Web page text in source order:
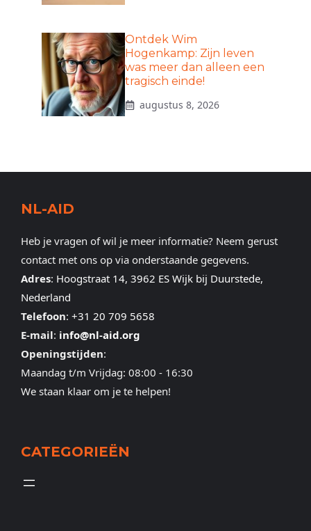
Ontdek Wim
Hogenkamp: Zijn leven
was meer dan alleen een
tragisch einde!
augustus 8, 2026
NL-AID
Heb je vragen of wil je meer informatie? Neem gerust
contact met ons op via onderstaande gegevens.
Adres: Hoogstraat 14, 3962 ES Wijk bij Duurstede,
Nederland
Telefoon: +31 20 709 5658
E-mail: info@nl-aid.org
Openingstijden:
Maandag t/m Vrijdag: 08:00 - 16:30
We staan klaar om je te helpen!
CATEGORIEËN